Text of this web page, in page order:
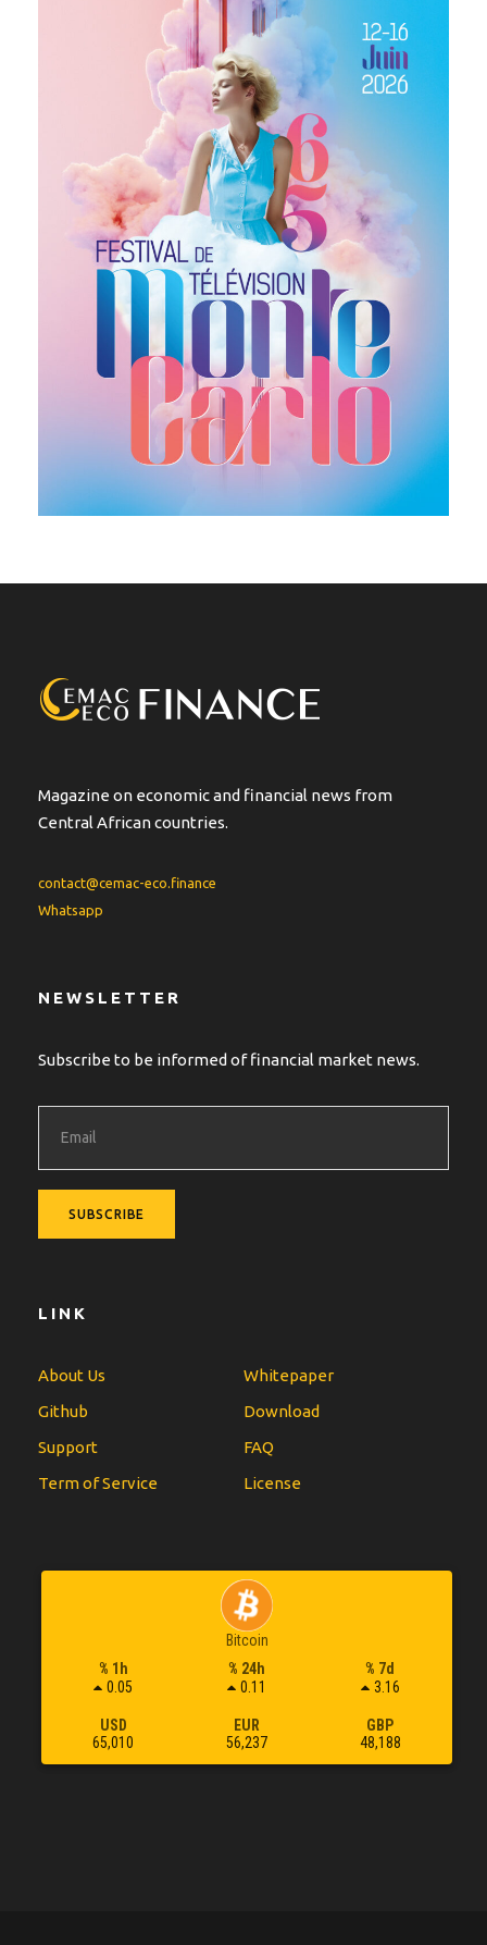
Magazine on economic and financial news from
Central African countries.
contact@cemac-eco.finance
Whatsapp
NEWSLETTER
Subscribe to be informed of financial market news.
LINK
About Us
Whitepaper
Github
Download
Support
FAQ
Term of Service
License
Bitcoin
% 1h
0.05
% 24h
0.11
% 7d
3.16
USD
65,010
EUR
56,237
GBP
48,188